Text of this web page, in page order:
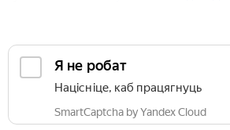
Я не робат
Націсніце, каб працягнуць
SmartCaptcha by Yandex Cloud